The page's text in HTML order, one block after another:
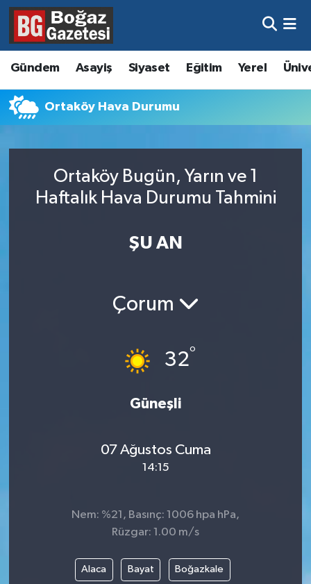
Gündem Asayiş Siyaset Eğitim Yerel
Ortaköy Hava Durumu
Ortaköy Bugün, Yarın ve 1
Haftalık Hava Durumu Tahmini
ŞU AN
Çorum
32°
Güneşli
07 Ağustos Cuma
14:15
Nem: %21, Basınç: 1006 hpa hPa,
Rüzgar: 1.00 m/s
Alaca Bayat Boğazkale
Asayiş
Eğitim
Ekonomi
Kültür ve Sanat
Hava Durumu
Trafik Durumu
Süper Lig Puan Durumu ve Fikstür
Son Dakika Haberleri